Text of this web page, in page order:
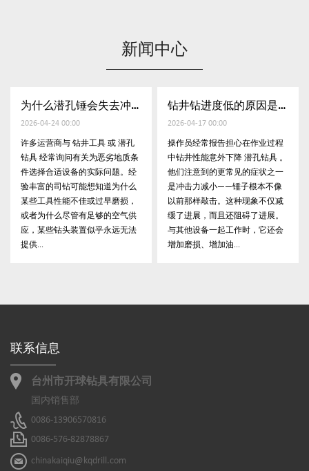
新闻中心
为什么潜孔锤会失去冲击力
或 潜孔
地质条
题。经
为什么
磨损，
空气供
远无法
钻井钻进度低的原因是什么
2026-04-17 00:00
操作员经常报告担心在作业过程
中钻井性能意外下降 潜孔钻具 。
他们注意到的更常见的症状之一
是冲​​击力减小——锤子根本不像
以前那样敲击。这种现象不仅减
缓了进展，而且还阻碍了进展。
与其他设备一起工作时，它还会
2026-04-10 00:00
低钻速是钻井运营商讨论
问题之一。许多用户提出
为什么即使设备看起来运
常，钻井进度也会意外减
涉及的项目中 潜孔钻具 ，
率直接影响项目时间表和
本。使用时也广泛观察到
挑战 钻井工具...
联系信息
台州市开球钻具有限公司
国内销售部
0086-13906570816
0086-576-82878867
chinakaiqiu@kqdrill.com